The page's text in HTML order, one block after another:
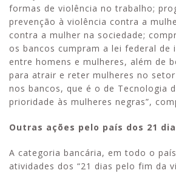
formas de violência no trabalho;
prevenção à violência contra a
contra a mulher na sociedade;
os bancos cumpram a lei federal de
entre homens e mulheres, além de
para atrair e reter mulheres no
nos bancos, que é o de Tecnologia
prioridade às mulheres negras”,
Outras ações pelo país dos 21
A categoria bancária, em todo o
atividades dos “21 dias pelo fim da